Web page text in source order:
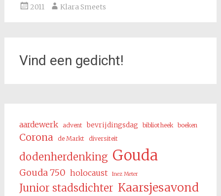
2011 Klara Smeets
Vind een gedicht!
aardewerk advent bevrijdingsdag bibliotheek boeken
Corona de Markt diversiteit
dodenherdenking Gouda
Gouda 750 holocaust Inez Meter
Junior stadsdichter Kaarsjesavond